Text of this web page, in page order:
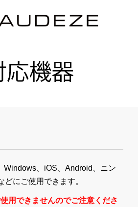
Windows、iOS、Android、ニン
どにご使用できます。
用できませんのでご注意くださ